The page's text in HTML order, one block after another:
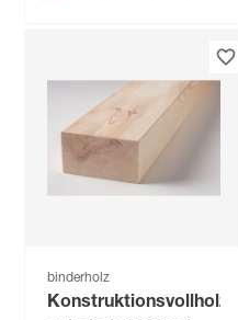
binderholz
Konstruktionsvollholz